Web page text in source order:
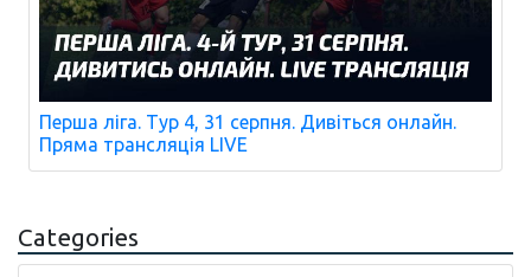
Перша ліга. Тур 4, 31 серпня. Дивіться онлайн.
Пряма трансляція LIVE
Categories